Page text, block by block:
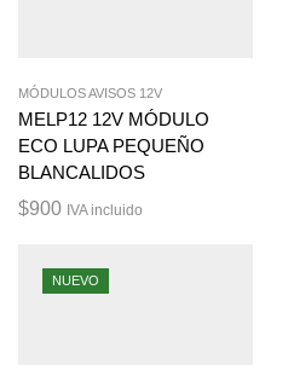
MÓDULOS AVISOS 12V
MELP12 12V MÓDULO
ECO LUPA PEQUEÑO
BLANCALIDOS
$900 IVA incluido
NUEVO